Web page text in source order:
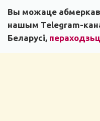
Вы можаце
нашым Telegram-
Беларусі,